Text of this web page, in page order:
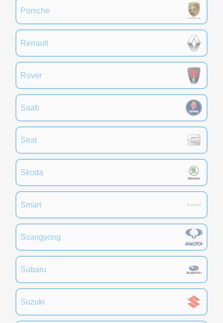
Porsche
Renault
Rover
Saab
Seat
Skoda
Smart
Ssangyong
Subaru
Suzuki